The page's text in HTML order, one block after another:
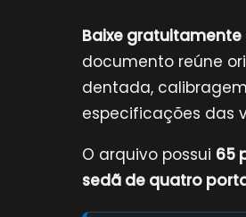
Baixe gratuitamente
documento reúne
dentada,
especificações das
O arquivo possui 65
sedã de quatro